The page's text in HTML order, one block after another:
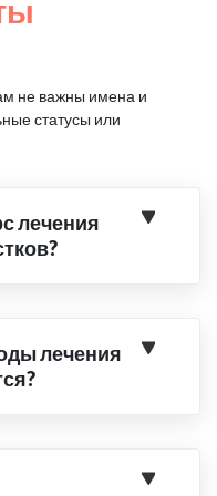
не важны имена и
статусы или
лечения
лечения